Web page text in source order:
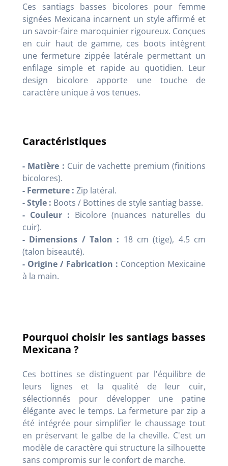
Ces santiags basses bicolores pour femme
signées Mexicana incarnent un style affirmé et
un savoir-faire maroquinier rigoureux. Conçues
en cuir haut de gamme, ces boots intègrent
une fermeture zippée latérale permettant un
enfilage simple et rapide au quotidien. Leur
design bicolore apporte une touche de
caractère unique à vos tenues.
Caractéristiques
- Matière : Cuir de vachette premium (finitions
bicolores).
- Fermeture : Zip latéral.
- Style : Boots / Bottines de style santiag basse.
- Couleur : Bicolore (nuances naturelles du
cuir).
- Dimensions / Talon : 18 cm (tige), 4.5 cm
(talon biseauté).
- Origine / Fabrication : Conception Mexicaine
à la main.
Pourquoi choisir les santiags basses
Mexicana ?
Ces bottines se distinguent par l'équilibre de
leurs lignes et la qualité de leur cuir,
sélectionnés pour développer une patine
élégante avec le temps. La fermeture par zip a
été intégrée pour simplifier le chaussage tout
en préservant le galbe de la cheville. C'est un
modèle de caractère qui structure la silhouette
sans compromis sur le confort de marche.